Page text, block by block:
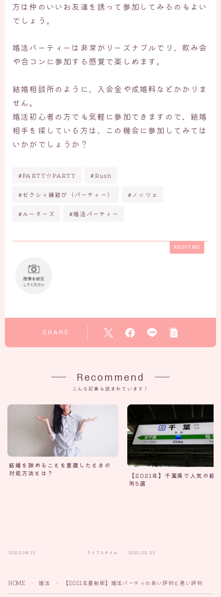
方は仲のいいお友達を誘って参加してみるのもよい
でしょう。
婚活パーティーは非常がリーズナブルでり、飲み会
や合コンに参加する感覚で楽しめます。
結婚相談所のように、入会金や成婚料などかかりま
せん。
婚活初心者の方でも気軽に参加できますので、結婚
相手を探している方は、この機会に参加してみては
いかがでしょうか？
#PARTY☆PARTY #Rush
#ゼクシィ縁結び（パーティー） #ノッツェ
#ルーターズ #婚活パーティー
ABOUT ME
SHARE
Recommend
こんな記事も読まれています！
結婚を諦めることを意識したときの
対処方法とは？
2020.08.15 ライフスタイル
【2021年】千葉県で人気の結
所5選
2021.02.25
HOME ＞ 婚活 ＞ 【2021年最新版】婚活パーティの良い評判と悪い評判